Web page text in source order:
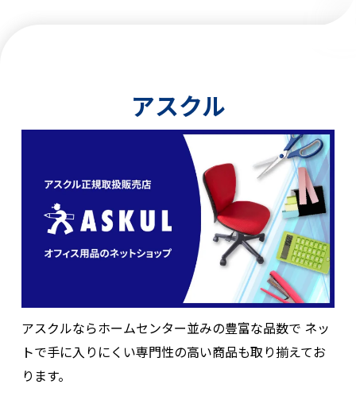
アスクル
アスクルならホームセンター並みの豊富な品数で ネッ
トで手に入りにくい専門性の高い商品も取り揃えてお
ります。